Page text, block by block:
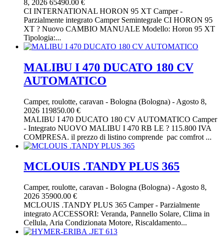
8, 2026 65490.00 €
CI INTERNATIONAL HORON 95 XT Camper -
Parzialmente integrato Camper Semintegrale CI HORON 95
XT ? Nuovo CAMBIO MANUALE Modello: Horon 95 XT
Tipologia:...
MALIBU I 470 DUCATO 180 CV
AUTOMATICO
Camper, roulotte, caravan - Bologna (Bologna) - Agosto 8,
2026 119850.00 €
MALIBU I 470 DUCATO 180 CV AUTOMATICO Camper
- Integrato NUOVO MALIBU I 470 RB LE ? 115.800 IVA
COMPRESA. il prezzo di listino comprende pac comfrot ...
MCLOUIS .TANDY PLUS 365
Camper, roulotte, caravan - Bologna (Bologna) - Agosto 8,
2026 35900.00 €
MCLOUIS .TANDY PLUS 365 Camper - Parzialmente
integrato ACCESSORI: Veranda, Pannello Solare, Clima in
Cellula, Aria Condizionata Motore, Riscaldamento...